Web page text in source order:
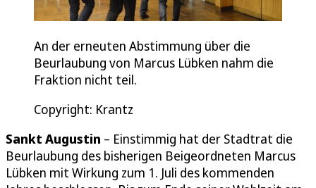
An der erneuten Abstimmung über die
Beurlaubung von Marcus Lübken nahm die
Fraktion nicht teil.
Copyright: Krantz
Sankt Augustin – Einstimmig hat der Stadtrat die
Beurlaubung des bisherigen Beigeordneten Marcus
Lübken mit Wirkung zum 1. Juli des kommenden